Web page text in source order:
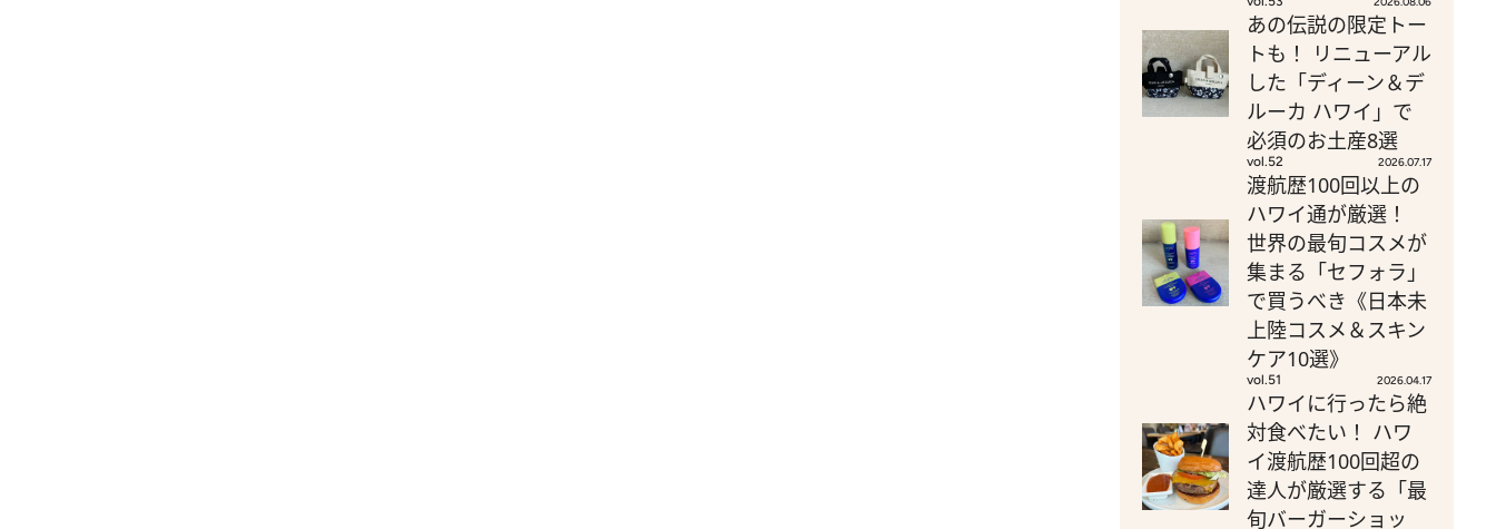
あの伝説の限定トー
トも！ リニューアル
した「ディーン＆デ
ルーカ ハワイ」で
必須のお土産8選
vol.52 2026.07.17
渡航歴100回以上の
ハワイ通が厳選！
世界の最旬コスメが
集まる「セフォラ」
で買うべき《日本未
上陸コスメ＆スキン
ケア10選》
vol.51 2026.04.17
ハワイに行ったら絶
対食べたい！ ハワ
イ渡航歴100回超の
達人が厳選する「最
旬バーガーショッ